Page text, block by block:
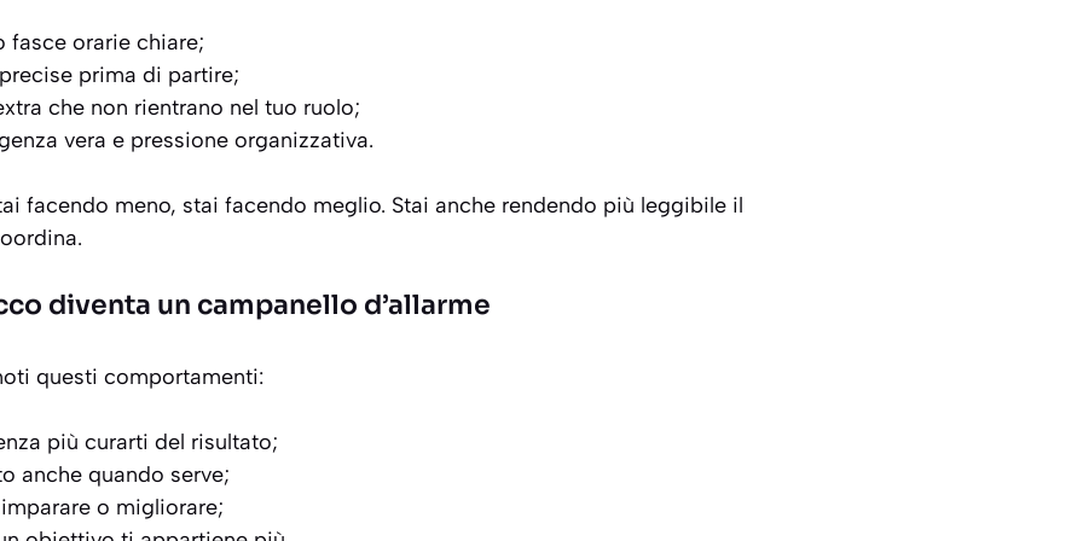
fasce orarie chiare;
prima di partire;
che non rientrano nel tuo ruolo;
vera e pressione organizzativa.
facendo meno, stai facendo meglio. Stai anche rendendo più leggibile il
diventa un campanello d’allarme
questi comportamenti:
più curarti del risultato;
anche quando serve;
o migliorare;